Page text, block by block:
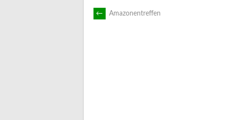
ARTIKEL-
← Amazonentreffen